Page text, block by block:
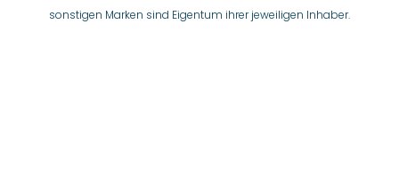
sonstigen Marken sind Eigentum ihrer jeweiligen Inhaber.